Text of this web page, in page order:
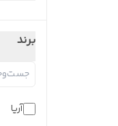
برند
آریا